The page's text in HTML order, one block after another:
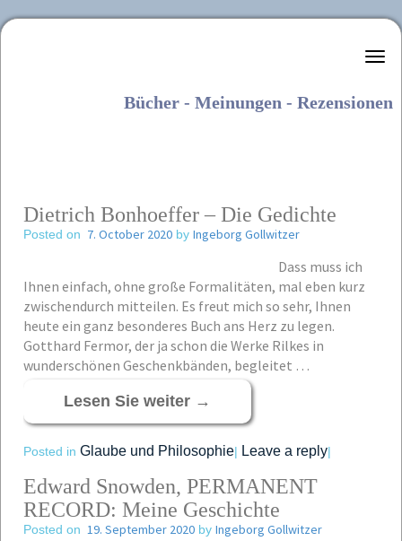
Literaturkurier.net
Bücher - Meinungen - Rezensionen
Dietrich Bonhoeffer – Die Gedichte
Posted on 7. October 2020 by Ingeborg Gollwitzer
Dass muss ich
Ihnen einfach, ohne große Formalitäten, mal eben kurz
zwischendurch mitteilen. Es freut mich so sehr, Ihnen
heute ein ganz besonderes Buch ans Herz zu legen.
Gotthard Fermor, der ja schon die Werke Rilkes in
wunderschönen Geschenkbänden, begleitet …
Lesen Sie weiter →
Posted in Glaube und Philosophie| Leave a reply|
Edward Snowden, PERMANENT
RECORD: Meine Geschichte
Posted on 19. September 2020 by Ingeborg Gollwitzer